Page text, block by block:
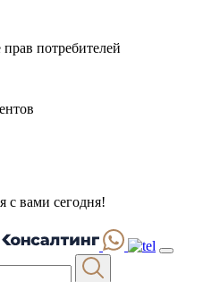
потребителей
с вами сегодня!